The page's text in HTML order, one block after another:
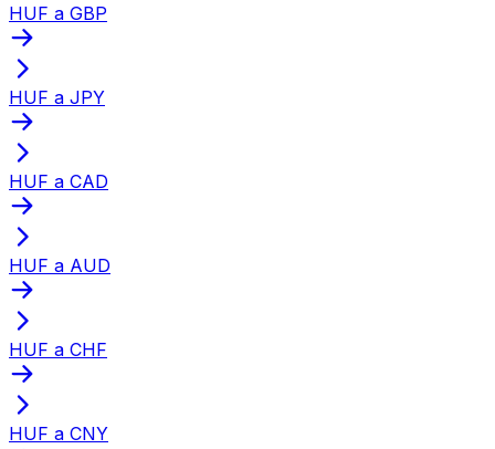
HUF a GBP
HUF a JPY
HUF a CAD
HUF a AUD
HUF a CHF
HUF a CNY